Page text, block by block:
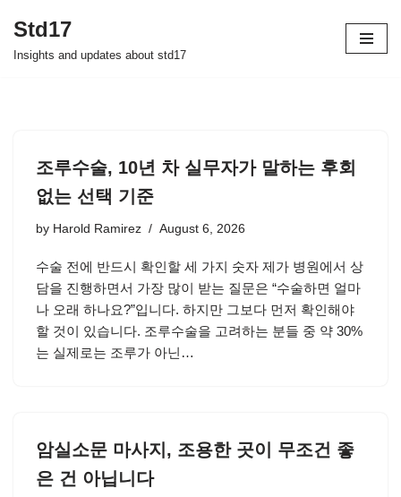
Skip
Std17
Insights and updates about std17
조루수술, 10년 차 실무자가 말하는 후회
없는 선택 기준
by Harold Ramirez August 6, 2026
수술 전에 반드시 확인할 세 가지 숫자 제가 병원에서 상
담을 진행하면서 가장 많이 받는 질문은 “수술하면 얼마
나 오래 하나요?”입니다. 하지만 그보다 먼저 확인해야
할 것이 있습니다. 조루수술을 고려하는 분들 중 약 30%
는 실제로는 조루가 아닌…
암실소문 마사지, 조용한 곳이 무조건 좋
은 건 아닙니다